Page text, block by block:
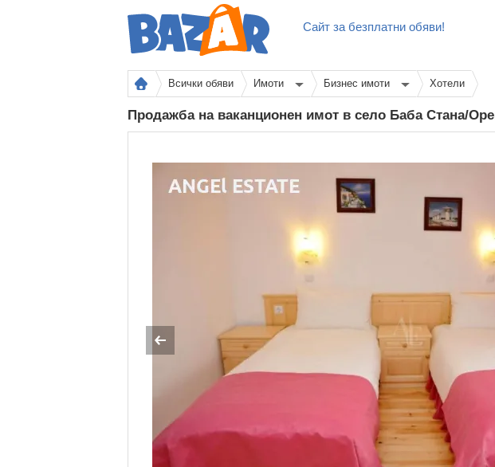
Сайт за безплатни обяви!
Всички обяви Имоти Бизнес имоти Хотели
Продажба на ваканционен имот в село Баба Стана/